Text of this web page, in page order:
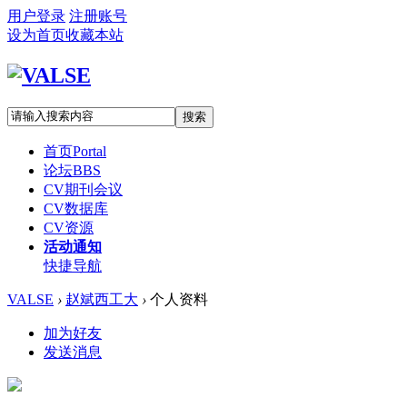
用户登录 注册账号
设为首页收藏本站
搜索
首页Portal
论坛BBS
CV期刊会议
CV数据库
CV资源
活动通知
快捷导航
VALSE › 赵斌西工大 › 个人资料
加为好友
发送消息